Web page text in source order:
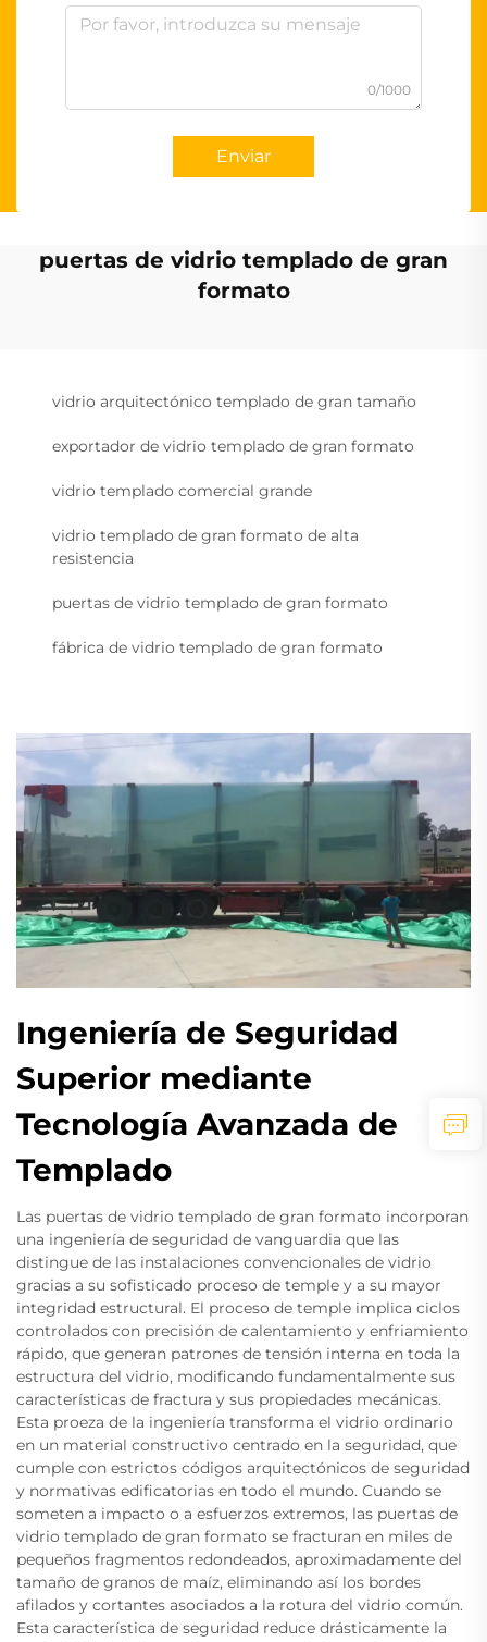
0/1000
Enviar
puertas de vidrio templado de gran
formato
vidrio arquitectónico templado de gran tamaño
exportador de vidrio templado de gran formato
vidrio templado comercial grande
vidrio templado de gran formato de alta
resistencia
puertas de vidrio templado de gran formato
fábrica de vidrio templado de gran formato
Ingeniería de Seguridad
Superior mediante
Tecnología Avanzada de
Templado
Las puertas de vidrio templado de gran formato incorporan
una ingeniería de seguridad de vanguardia que las
distingue de las instalaciones convencionales de vidrio
gracias a su sofisticado proceso de temple y a su mayor
integridad estructural. El proceso de temple implica ciclos
controlados con precisión de calentamiento y enfriamiento
rápido, que generan patrones de tensión interna en toda la
estructura del vidrio, modificando fundamentalmente sus
características de fractura y sus propiedades mecánicas.
Esta proeza de la ingeniería transforma el vidrio ordinario
en un material constructivo centrado en la seguridad, que
cumple con estrictos códigos arquitectónicos de seguridad
y normativas edificatorias en todo el mundo. Cuando se
someten a impacto o a esfuerzos extremos, las puertas de
vidrio templado de gran formato se fracturan en miles de
pequeños fragmentos redondeados, aproximadamente del
tamaño de granos de maíz, eliminando así los bordes
afilados y cortantes asociados a la rotura del vidrio común.
Esta característica de seguridad reduce drásticamente la